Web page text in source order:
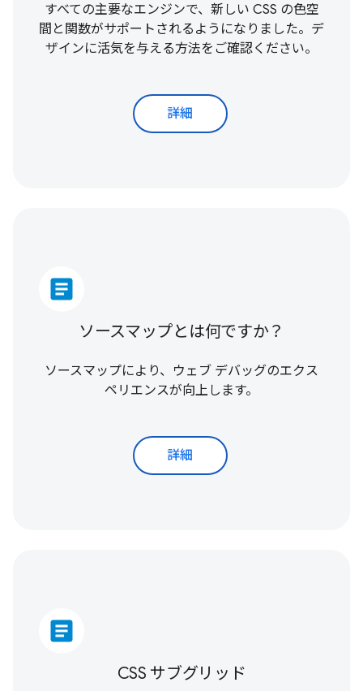
すべての主要なエンジンで、新しい CSS の色空
間と関数がサポートされるようになりました。デ
ザインに活気を与える方法をご確認ください。
詳細
article
ソースマップとは何ですか？
ソースマップにより、ウェブ デバッグのエクス
ペリエンスが向上します。
詳細
article
CSS サブグリッド